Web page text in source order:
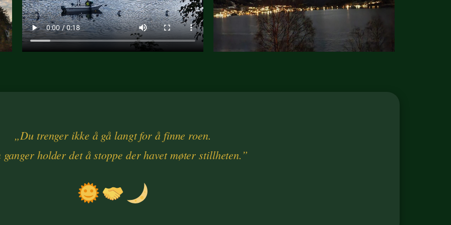
„Du trenger ikke å gå langt for å finne roen.
ganger holder det å stoppe der havet møter stillheten.”